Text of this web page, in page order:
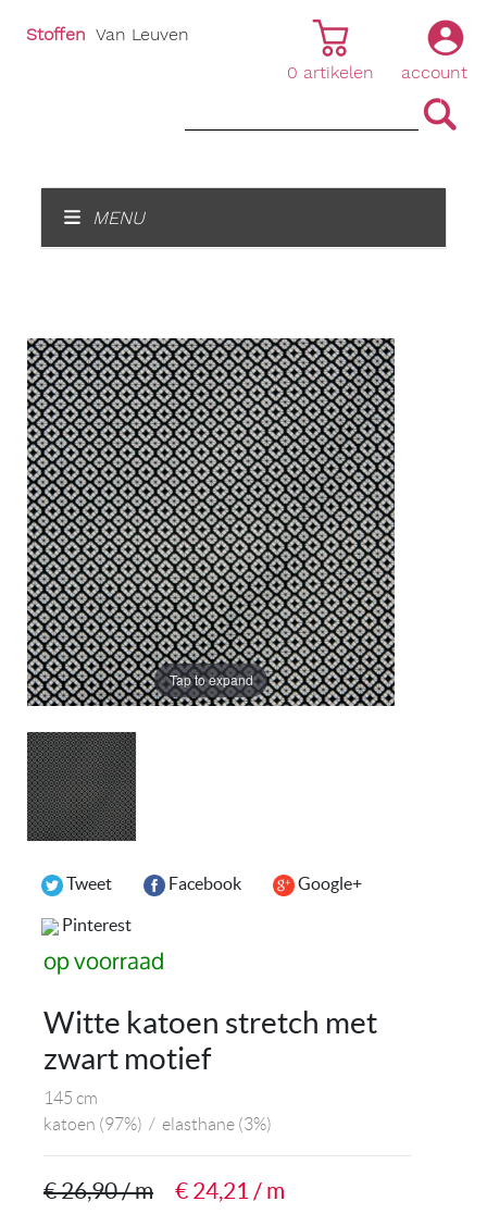
account
|
0 artikelen
Stoffen Van Leuven
MENU
Tap to expand
Tweet Facebook Google+
Pinterest
op voorraad
Witte katoen stretch met
zwart motief
145 cm
katoen (97%) / elasthane (3%)
€ 26,90 / m € 24,21 / m